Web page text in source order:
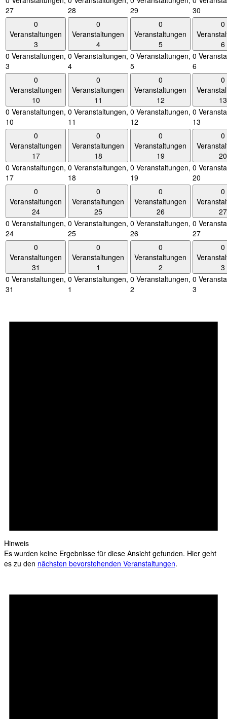
27
28
29
30
0
Veranstaltungen
3
0 Veranstaltungen,
3
0
Veranstaltungen
4
0 Veranstaltungen,
4
0
Veranstaltungen
5
0 Veranstaltungen,
5
0
6
0
6
0
Veranstaltungen
10
0 Veranstaltungen,
10
0
Veranstaltungen
11
0 Veranstaltungen,
11
0
Veranstaltungen
12
0 Veranstaltungen,
12
0
13
0
13
0
Veranstaltungen
17
0 Veranstaltungen,
17
0
Veranstaltungen
18
0 Veranstaltungen,
18
0
Veranstaltungen
19
0 Veranstaltungen,
19
0
20
0
20
0
Veranstaltungen
24
0 Veranstaltungen,
24
0
Veranstaltungen
25
0 Veranstaltungen,
25
0
Veranstaltungen
26
0 Veranstaltungen,
26
0
27
0
27
0
Veranstaltungen
31
0 Veranstaltungen,
31
0
Veranstaltungen
1
0 Veranstaltungen,
1
0
Veranstaltungen
2
0 Veranstaltungen,
2
0
3
0
3
Hinweis
Es wurden keine Ergebnisse für diese Ansicht gefunden. Hier geht
es zu den nächsten bevorstehenden Veranstaltungen.